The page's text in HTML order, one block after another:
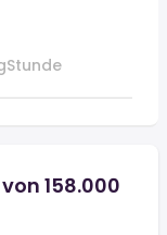
Stunde
158.000